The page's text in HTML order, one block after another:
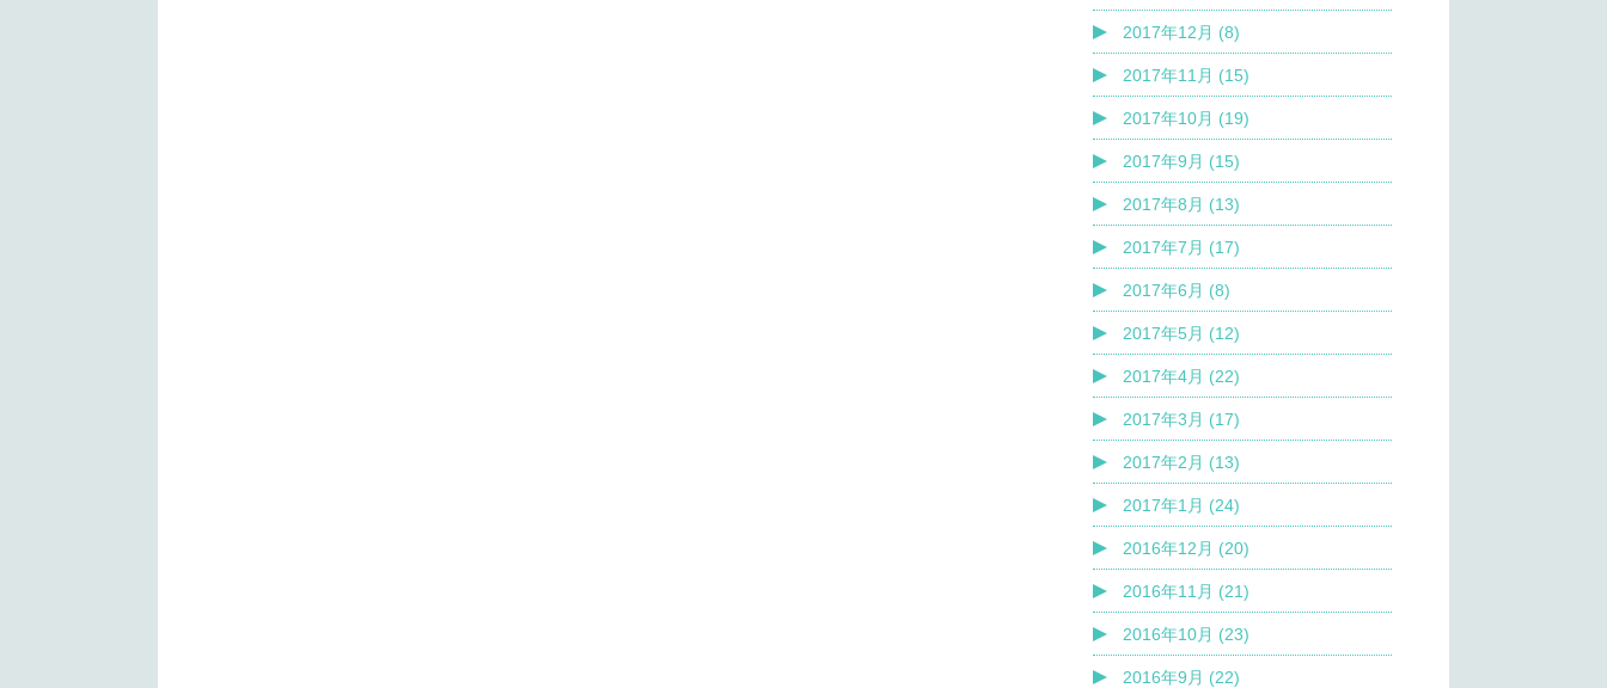
2017年12月 (8)
2017年11月 (15)
2017年10月 (19)
2017年9月 (15)
2017年8月 (13)
2017年7月 (17)
2017年6月 (8)
2017年5月 (12)
2017年4月 (22)
2017年3月 (17)
2017年2月 (13)
2017年1月 (24)
2016年12月 (20)
2016年11月 (21)
2016年10月 (23)
2016年9月 (22)